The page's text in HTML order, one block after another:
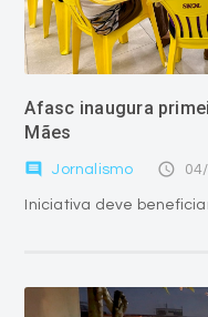
Afasc inaugura
Mães
comment Jornalismo access_time
Iniciativa deve